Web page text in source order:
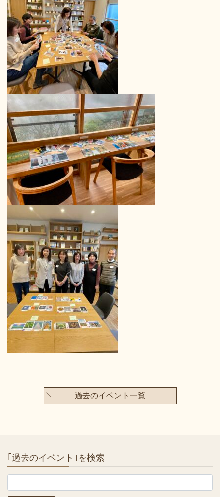
過去のイベント一覧
｢過去のイベント｣を検索